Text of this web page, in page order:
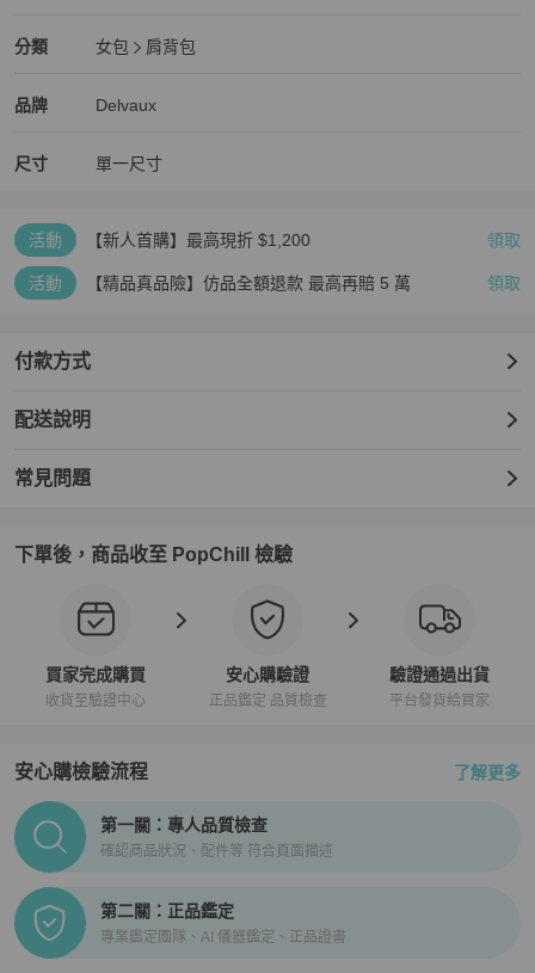
分類
Delvaux 女包分類資訊
女包
肩背包
品牌
Delvaux 精品女包品牌介紹
Delvaux
Delvaux 推薦清單
尺寸 單一尺寸
活動 【新人首購】最高現折 $1,200 領取
活動 【精品真品險】仿品全額退款 最高再賠 5 萬 領取
付款方式
配送說明
常見問題
下單後，商品收至 PopChill 檢驗
買家完成購買
收貨至驗證中心
安心購驗證
正品鑑定 品質檢查
驗證通過出貨
平台發貨給買家
安心購檢驗流程 了解更多
PopChill拍拍圈正品驗證、安心購檢驗流程介紹
第一關：專人品質檢查
確認商品狀況、配件等 符合頁面描述
第二關：正品鑑定
專業鑑定團隊、AI 儀器鑑定、正品證書